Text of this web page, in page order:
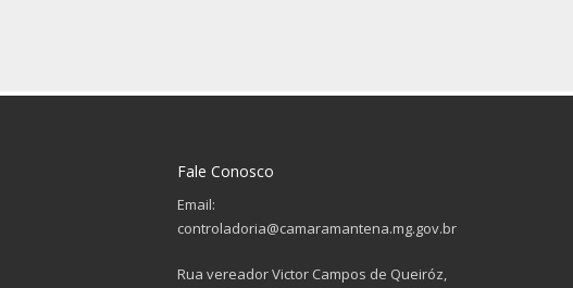
Fale Conosco
Email:
controladoria@camaramantena.mg.gov.br
Rua vereador Victor Campos de Queiróz,